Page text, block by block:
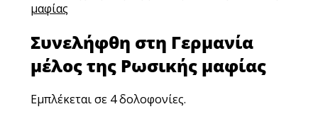
Συνελήφθη στη Γερμανία
μέλος της Ρωσικής μαφίας
Εμπλέκεται σε 4 δολοφονίες.